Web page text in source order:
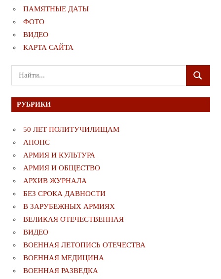
ПАМЯТНЫЕ ДАТЫ
ФОТО
ВИДЕО
КАРТА САЙТА
Поиск
для:
ПОИСК
РУБРИКИ
50 ЛЕТ ПОЛИТУЧИЛИЩАМ
АНОНС
АРМИЯ И КУЛЬТУРА
АРМИЯ И ОБЩЕСТВО
АРХИВ ЖУРНАЛА
БЕЗ СРОКА ДАВНОСТИ
В ЗАРУБЕЖНЫХ АРМИЯХ
ВЕЛИКАЯ ОТЕЧЕСТВЕННАЯ
ВИДЕО
ВОЕННАЯ ЛЕТОПИСЬ ОТЕЧЕСТВА
ВОЕННАЯ МЕДИЦИНА
ВОЕННАЯ РАЗВЕДКА